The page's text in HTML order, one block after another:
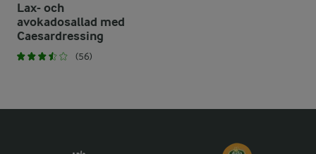
Lax- och
avokadosallad med
Caesardressing
(56)